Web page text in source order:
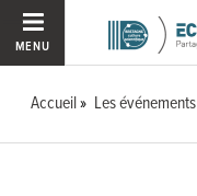
MENU
Accueil Les événements